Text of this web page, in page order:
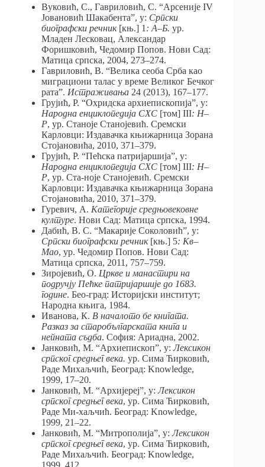
Вуковић, С., Гавриловић, С. “Арсеније IV
Јовановић Шакабента”, у: Српски
биографски речник [књ.] 1 : А–Б. ур.
Младен Лесковац, Александар
Форишковић, Чедомир Попов. Нови Сад:
Матица српска, 2004, 273–274.
Гавриловић, В. “Велика сеоба Срба као
миграциони талас у време Великог Бечког
рата”. Истраживања 24 (2013), 167–177.
Грујић, Р. “Охридска архиепископија”, у:
Народна енциклопедија СХС [том] III: Н–
Р, ур. Станоје Станојевић. Сремски
Карловци: Издавачка књижарница Зорана
Стојановића, 2010, 371–379.
Грујић, Р. “Пећска патријаршија”, у:
Народна енциклопедија СХС [том] III: Н–
Р, ур. Ста-ноје Станојевић. Сремски
Карловци: Издавачка књижарница Зорана
Стојановића, 2010, 371–379.
Гуревич, А. Категорије средњовековне
културе. Нови Сад: Матица српска, 1994.
Дабић, В. С. “Макарије Соколовић”, у:
Српски биографски речник [књ.] 5: Кв–
Мао, ур. Чедомир Попов. Нови Сад:
Матица српска, 2011, 757–759.
Зиројевић, О. Цркве и манастири на
подручју Пећке патријаршије до 1683.
године. Бео-град: Историјски институт;
Народна књига, 1984.
Иванова, К. В началото бе книгата.
Разказ за старобългарската книга и
нейната съдба. София: Ариадна, 2002.
Јанковић, М. “Архиепископ”, у:Лексикон
српског средњег века. ур. Сима Ћирковић,
Раде Михаљчић, Београд: Knowledge,
1999, 17–20.
Јанковић, М. “Архијереј”, у:Лексикон
српског средњег века, ур. Сима Ћирковић,
Раде Ми-хаљчић. Београд: Knowledge,
1999, 21–22.
Јанковић, М. “Митрополија”, у:Лексикон
српског средњег века, ур. Сима Ћирковић,
Раде Михаљчић. Београд: Knowledge,
1999, 412.